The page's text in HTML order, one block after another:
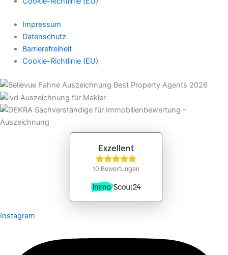
Impressum
Datenschutz
Barrierefreiheit
Cookie-Richtlinie (EU)
Instagram